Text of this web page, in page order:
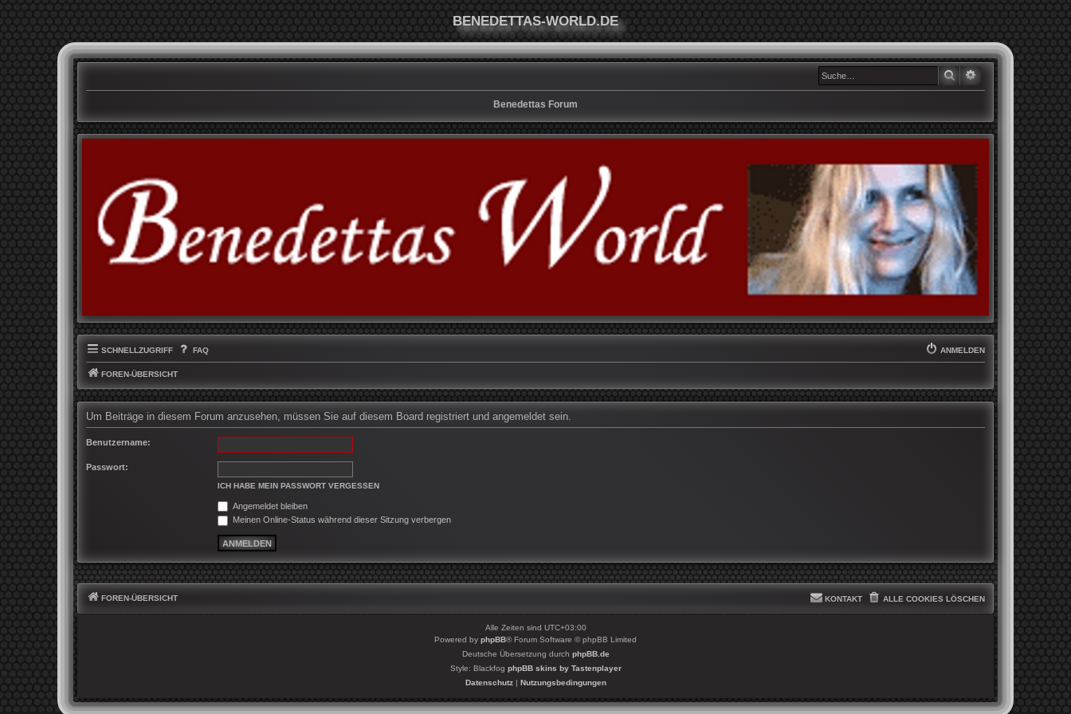
BENEDETTAS-WORLD.DE
SUCHE
Benedettas Forum
SCHNELLZUGRIFF FAQ ANMELDEN
FOREN-ÜBERSICHT
Um Beiträge in diesem Forum anzusehen, müssen Sie auf diesem Board registriert und angemeldet sein.
Benutzername:
Passwort:
ICH HABE MEIN PASSWORT VERGESSEN
Angemeldet bleiben
Meinen Online-Status während dieser Sitzung verbergen
FOREN-ÜBERSICHT ALLE COOKIES LÖSCHEN
KONTAKT
Alle Zeiten sind UTC+03:00
Powered by phpBB® Forum Software © phpBB Limited
Deutsche Übersetzung durch phpBB.de
Style: Blackfog phpBB skins by Tastenplayer
Datenschutz| Nutzungsbedingungen